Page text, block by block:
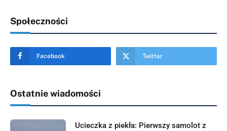
Społeczności
Facebook Twitter
Ostatnie wiadomości
Ucieczka z piekła: Pierwszy samolot z